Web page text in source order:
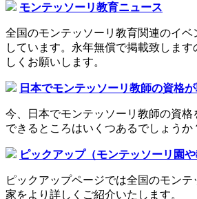
モンテッソーリ教育ニュース
全国のモンテッソーリ教育関連のイ
しています。永年無償で掲載致しま
しくお願いします。
日本でモンテッソーリ教師の資格
今、日本でモンテッソーリ教師の資格
できるところはいくつあるでしょうか
ピックアップ（モンテッソーリ園や
ピックアップページでは全国のモン
家をより詳しくご紹介いたします。